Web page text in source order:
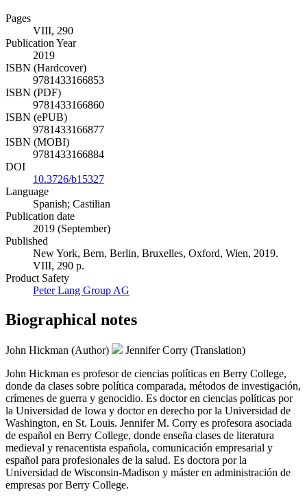
Pages
VIII, 290
Publication Year
2019
ISBN (Hardcover)
9781433166853
ISBN (PDF)
9781433166860
ISBN (ePUB)
9781433166877
ISBN (MOBI)
9781433166884
DOI
10.3726/b15327
Language
Spanish; Castilian
Publication date
2019 (September)
Published
New York, Bern, Berlin, Bruxelles, Oxford, Wien, 2019.
VIII, 290 p.
Product Safety
Peter Lang Group AG
Biographical notes
John Hickman (Author)
Jennifer Corry (Translation)
John Hickman es profesor de ciencias políticas en Berry College,
donde da clases sobre política comparada, métodos de investigación,
crímenes de guerra y genocidio. Es doctor en ciencias políticas por
la Universidad de Iowa y doctor en derecho por la Universidad de
Washington, en St. Louis. Jennifer M. Corry es profesora asociada
de español en Berry College, donde enseña clases de literatura
medieval y renacentista española, comunicación empresarial y
español para profesionales de la salud. Es doctora por la
Universidad de Wisconsin-Madison y máster en administración de
empresas por Berry College.